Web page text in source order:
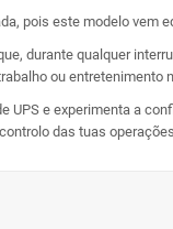
pois este modelo vem
durante qualquer
ou entretenimento
UPS e experimenta a
das tuas